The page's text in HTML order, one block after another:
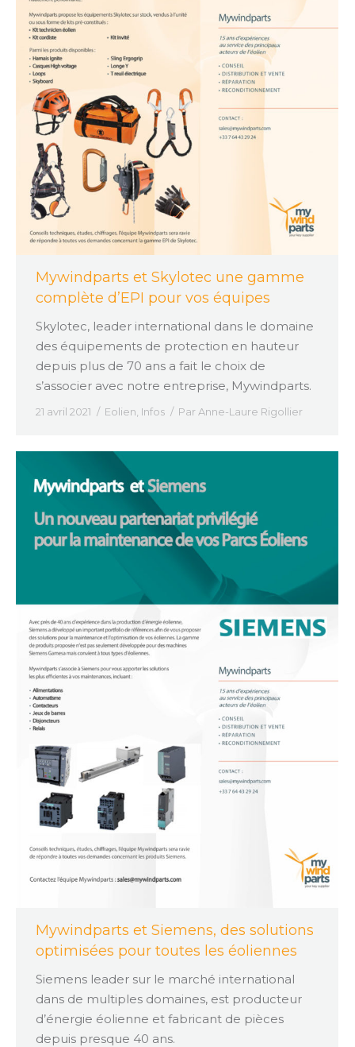
Mywindparts et Skylotec une gamme
complète d’EPI pour vos équipes
Skylotec, leader international dans le domaine
des équipements de protection en hauteur
depuis plus de 70 ans a fait le choix de
s’associer avec notre entreprise, Mywindparts.
21 avril 2021 Eolien Infos Par Anne-Laure Rigollier
Mywindparts et Siemens, des solutions
optimisées pour toutes les éoliennes
Siemens leader sur le marché international
dans de multiples domaines, est producteur
d’énergie éolienne et fabricant de pièces
depuis presque 40 ans.